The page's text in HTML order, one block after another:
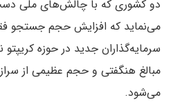
دو کشوری که با چالش‌های ملی
می‌نماید که افزایش حجم جستجو
سرمایه‌گذاران جدید در حوزه
مبالغ هنگفتی و حجم عظیمی از
می‌شود.